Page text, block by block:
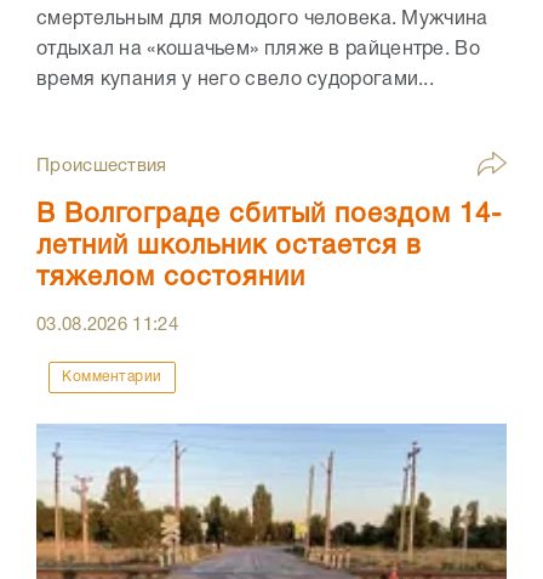
смертельным для молодого человека. Мужчина
отдыхал на «кошачьем» пляже в райцентре. Во
время купания у него свело судорогами...
Происшествия
В Волгограде сбитый поездом 14-
летний школьник остается в
тяжелом состоянии
03.08.2026 11:24
Комментарии